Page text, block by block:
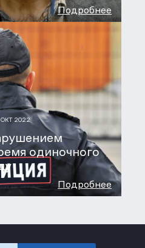
Подробнее
ОКТ 2022
одиночного
Подробнее